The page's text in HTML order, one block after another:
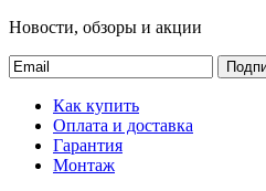
Новости, обзоры и акции
Как купить
Оплата и доставка
Гарантия
Монтаж